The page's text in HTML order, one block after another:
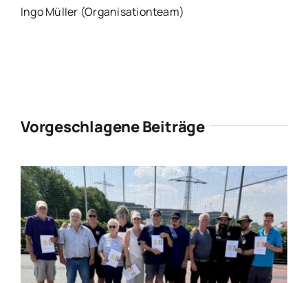
Ingo Müller (Organisationteam)
Vorgeschlagene Beiträge